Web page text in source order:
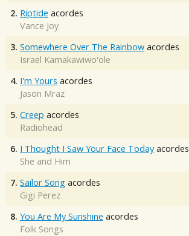
2. Riptide acordes
Vance Joy
3. Somewhere Over The Rainbow acordes
Israel Kamakawiwo'ole
4. I'm Yours acordes
Jason Mraz
5. Creep acordes
Radiohead
6. I Thought I Saw Your Face Today acordes
She and Him
7. Sailor Song acordes
Gigi Perez
8. You Are My Sunshine acordes
Folk Songs